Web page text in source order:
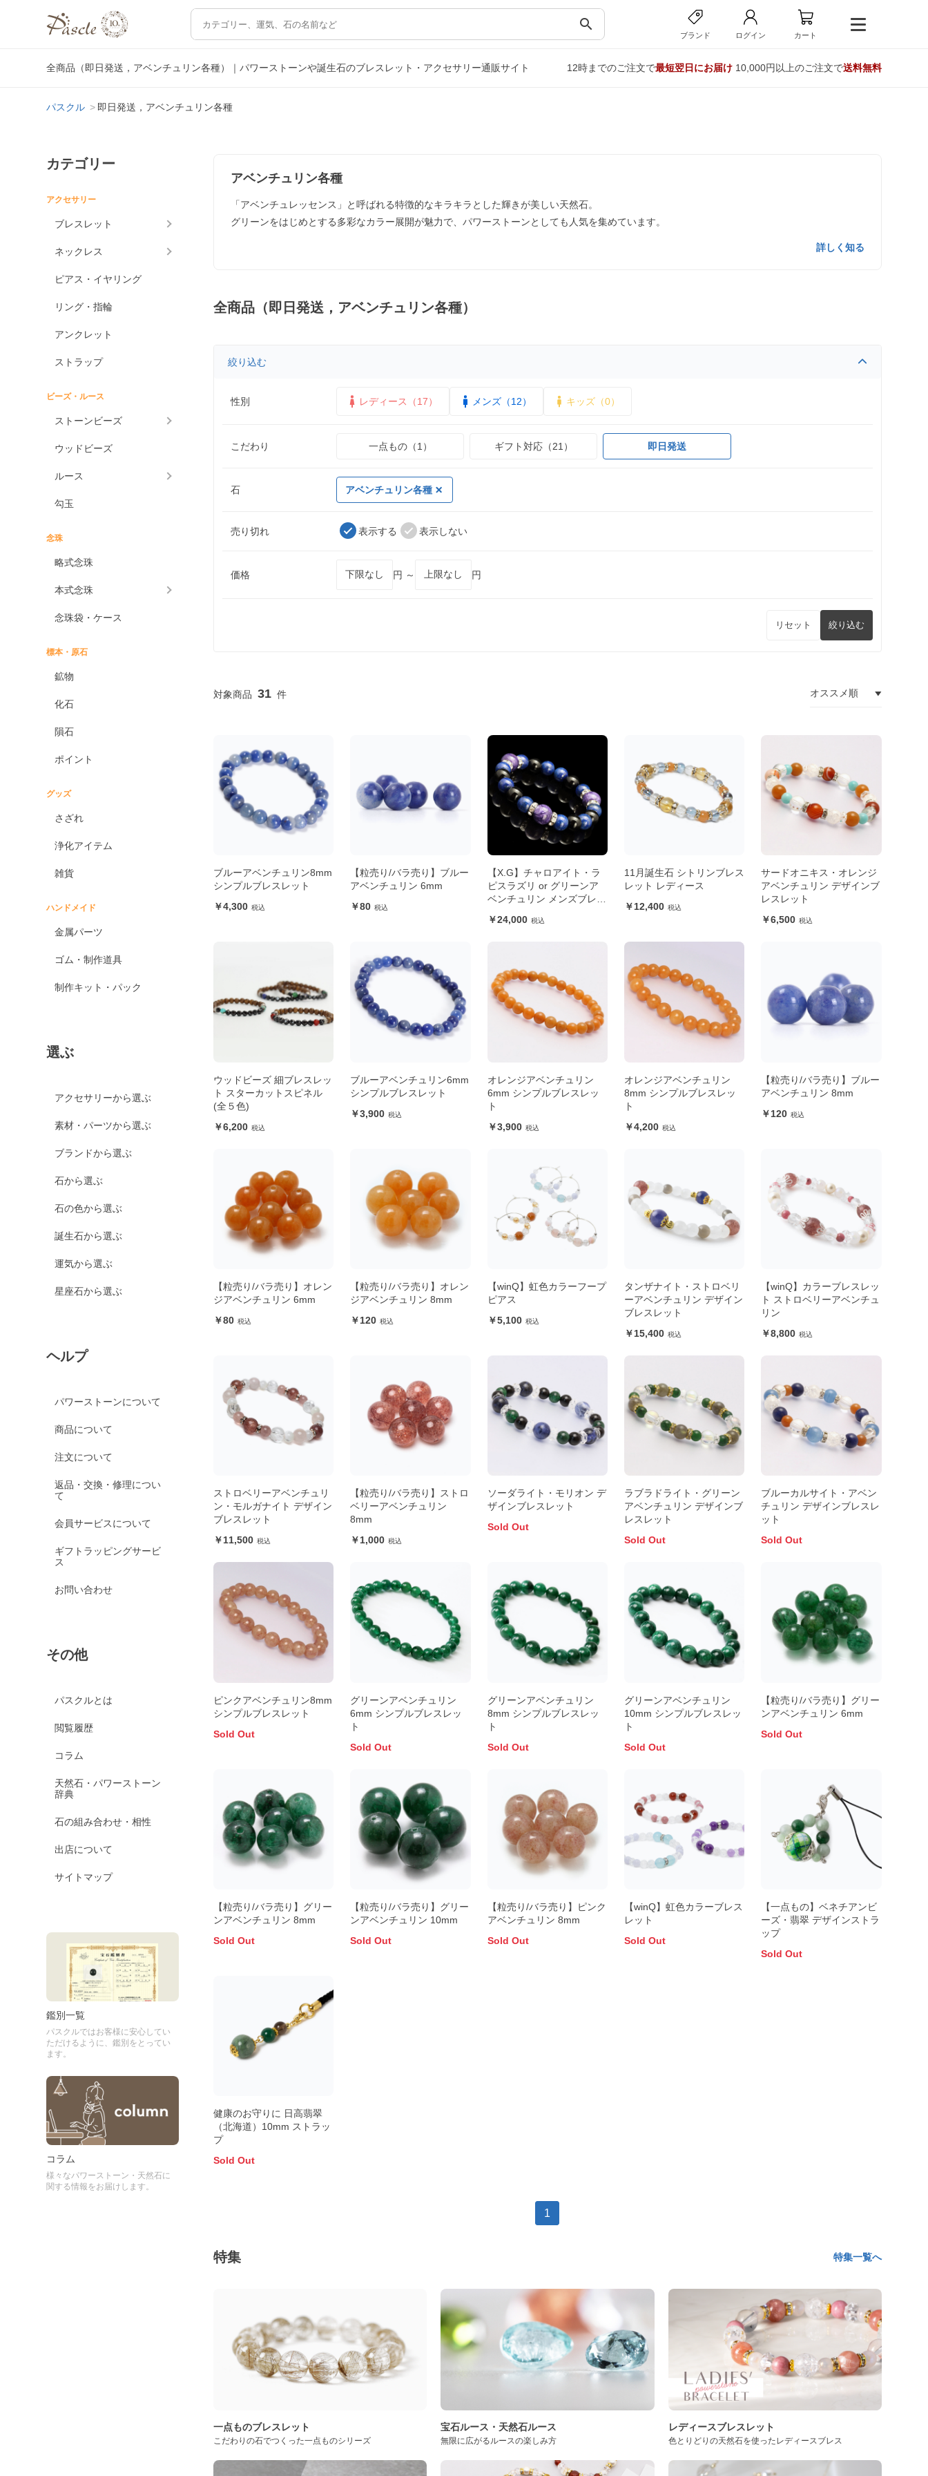
search
ブランド ログイン カート
全商品（即日発送，アベンチュリン各種）｜パワーストーンや誕生石のブレスレット・アクセサリー通販サイト 12時までのご注文で最短翌日にお届け10,000円以上のご注文で送料無料
パスクル 即日発送，アベンチュリン各種
カテゴリー
アクセサリー
ブレスレット
ネックレス
ピアス・イヤリング
リング・指輪
アンクレット
ストラップ
ビーズ・ルース
ストーンビーズ
ウッドビーズ
ルース
勾玉
念珠
略式念珠
本式念珠
念珠袋・ケース
標本・原石
鉱物
化石
隕石
ポイント
グッズ
さざれ
浄化アイテム
雑貨
ハンドメイド
金属パーツ
ゴム・制作道具
制作キット・パック
選ぶ
アクセサリーから選ぶ
素材・パーツから選ぶ
ブランドから選ぶ
石から選ぶ
石の色から選ぶ
誕生石から選ぶ
運気から選ぶ
星座石から選ぶ
ヘルプ
パワーストーンについて
商品について
注文について
返品・交換・修理につい
て
会員サービスについて
ギフトラッピングサービ
ス
お問い合わせ
その他
パスクルとは
閲覧履歴
コラム
天然石・パワーストーン
辞典
石の組み合わせ・相性
出店について
サイトマップ
鑑別一覧
パスクルではお客様に安心してい
ただけるように、鑑別をとってい
ます。
コラム
様々なパワーストーン・天然石に
関する情報をお届けします。
アベンチュリン各種
「アベンチュレッセンス」と呼ばれる特徴的なキラキラとした輝きが美しい天然石。
グリーンをはじめとする多彩なカラー展開が魅力で、パワーストーンとしても人気を集めています。
詳しく知る
全商品（即日発送，アベンチュリン各種）
絞り込む
性別 レディース（17） メンズ（12） キッズ（0）
こだわり 一点もの（1） ギフト対応（21） 即日発送
石 アベンチュリン各種
売り切れ 表示する 表示しない
価格 円 ～ 円
リセット 絞り込む
31
ブルーアベンチュリン8mm
シンプルブレスレット
4,300
【粒売り/バラ売り】ブルー
アベンチュリン 6mm
80
【X.G】チャロアイト・ラ
ピスラズリ or グリーンア
ベンチュリン メンズブレス
24,000
11月誕生石 シトリンブレス
レット レディース
12,400
サードオニキス・オレンジ
アベンチュリン デザインブ
レスレット
6,500
ウッドビーズ 細ブレスレッ
ト スターカットスピネル
(全５色)
6,200
ブルーアベンチュリン6mm
シンプルブレスレット
3,900
オレンジアベンチュリン
6mm シンプルブレスレッ
ト
3,900
オレンジアベンチュリン
8mm シンプルブレスレッ
ト
4,200
【粒売り/バラ売り】ブルー
アベンチュリン 8mm
120
【粒売り/バラ売り】オレン
ジアベンチュリン 6mm
80
【粒売り/バラ売り】オレン
ジアベンチュリン 8mm
120
【winQ】虹色カラーフープ
ピアス
5,100
タンザナイト・ストロベリ
ーアベンチュリン デザイン
ブレスレット
15,400
【winQ】カラーブレスレッ
ト ストロベリーアベンチュ
リン
8,800
ストロベリーアベンチュリ
ン・モルガナイト デザイン
ブレスレット
11,500
【粒売り/バラ売り】ストロ
ベリーアベンチュリン
8mm
1,000
ソーダライト・モリオン デ
ザインブレスレット
Sold Out
ラブラドライト・グリーン
アベンチュリン デザインブ
レスレット
Sold Out
ブルーカルサイト・アベン
チュリン デザインブレスレ
ット
Sold Out
ピンクアベンチュリン8mm
シンプルブレスレット
Sold Out
グリーンアベンチュリン
6mm シンプルブレスレッ
ト
Sold Out
グリーンアベンチュリン
8mm シンプルブレスレッ
ト
Sold Out
グリーンアベンチュリン
10mm シンプルブレスレッ
ト
Sold Out
【粒売り/バラ売り】グリー
ンアベンチュリン 6mm
Sold Out
【粒売り/バラ売り】グリー
ンアベンチュリン 8mm
Sold Out
【粒売り/バラ売り】グリー
ンアベンチュリン 10mm
Sold Out
【粒売り/バラ売り】ピンク
アベンチュリン 8mm
Sold Out
【winQ】虹色カラーブレス
レット
Sold Out
【一点もの】ベネチアンビ
ーズ・翡翠 デザインストラ
ップ
Sold Out
健康のお守りに 日高翡翠
（北海道）10mm ストラッ
プ
Sold Out
1
特集 特集一覧へ
一点ものブレスレット
こだわりの石でつくった一点ものシリーズ
宝石ルース・天然石ルース
無限に広がるルースの楽しみ方
レディースブレスレット
色とりどりの天然石を使ったレディースブレス